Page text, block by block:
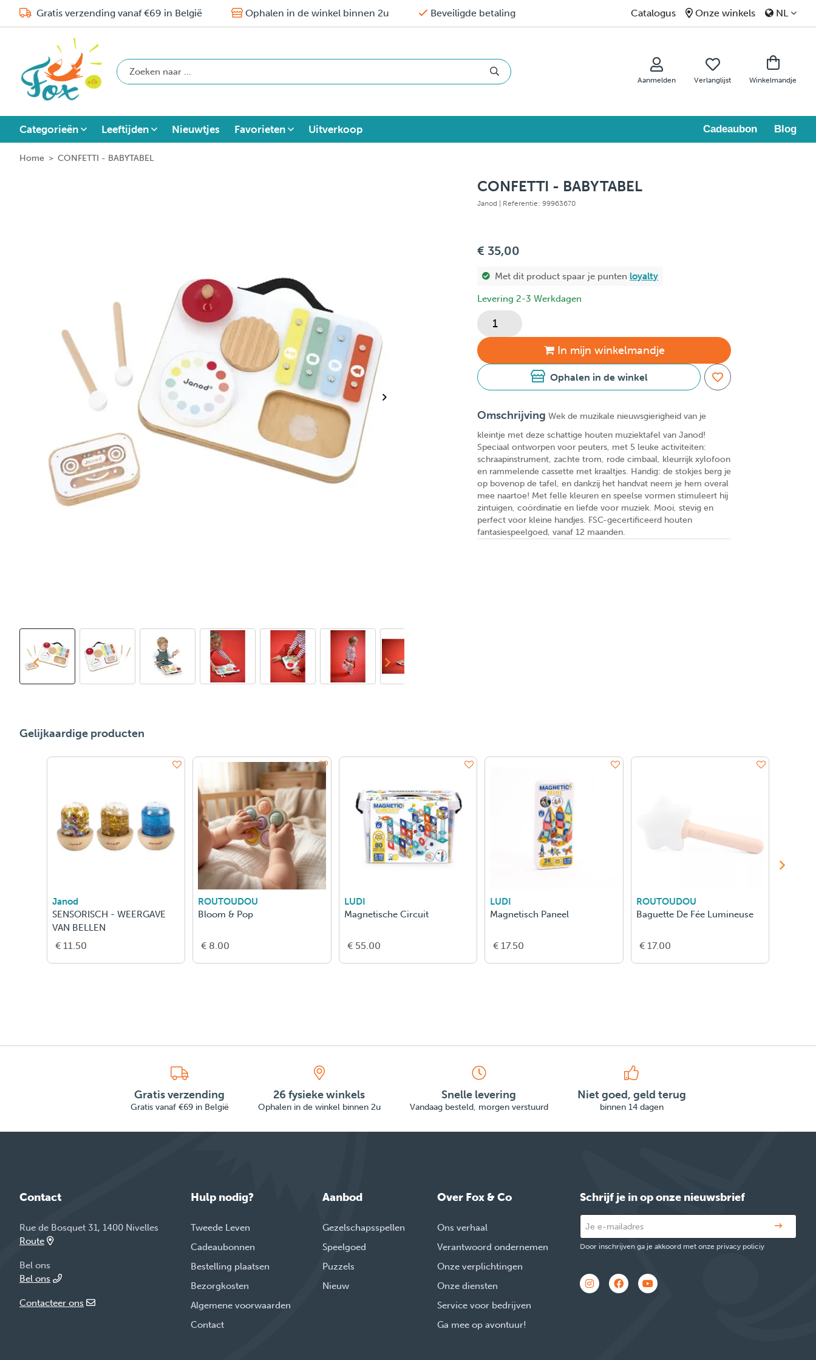
Gratis verzending vanaf €69 in België Ophalen in de winkel binnen 2u Beveiligde betaling Catalogus Onze winkels NL
Aanmelden Verlanglijst Winkelmandje
Categorieën Leeftijden Nieuwtjes Favorieten Uitverkoop Cadeaubon Blog
Home > CONFETTI - BABYTABEL
CONFETTI - BABYTABEL
Janod | Referentie: 99963670
€ 35,00
Met dit product spaar je punten loyalty
Levering 2-3 Werkdagen
In mijn winkelmandje
Ophalen in de winkel
Omschrijving Wek de muzikale nieuwsgierigheid van je
kleintje met deze schattige houten muziektafel van Janod!
Speciaal ontworpen voor peuters, met 5 leuke activiteiten:
schraapinstrument, zachte trom, rode cimbaal, kleurrijk xylofoon
en rammelende cassette met kraaltjes. Handig: de stokjes berg je
op bovenop de tafel, en dankzij het handvat neem je hem overal
mee naartoe! Met felle kleuren en speelse vormen stimuleert hij
zintuigen, coördinatie en liefde voor muziek. Mooi, stevig en
perfect voor kleine handjes. FSC-gecertificeerd houten
fantasiespeelgoed, vanaf 12 maanden.
Gelijkaardige producten
Janod
SENSORISCH - WEERGAVE
VAN BELLEN
€ 11.50
ROUTOUDOU
Bloom & Pop
€ 8.00
LUDI
Magnetische Circuit
€ 55.00
LUDI
Magnetisch Paneel
€ 17.50
ROUTOUDOU
Baguette De Fée Lumineuse
€ 17.00
Gratis verzending
Gratis vanaf €69 in België
26 fysieke winkels
Ophalen in de winkel binnen 2u
Snelle levering
Vandaag besteld, morgen verstuurd
Niet goed, geld terug
binnen 14 dagen
Contact
Rue de Bosquet 31, 1400 Nivelles
Route
Bel ons
Bel ons
Contacteer ons
Hulp nodig?
Tweede Leven
Cadeaubonnen
Bestelling plaatsen
Bezorgkosten
Algemene voorwaarden
Contact
Aanbod
Gezelschapsspellen
Speelgoed
Puzzels
Nieuw
Over Fox & Co
Ons verhaal
Verantwoord ondernemen
Onze verplichtingen
Onze diensten
Service voor bedrijven
Ga mee op avontuur!
Schrijf je in op onze nieuwsbrief
Door inschrijven ga je akkoord met onze privacy policiy